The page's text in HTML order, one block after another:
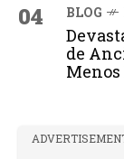
04 BLOG
de